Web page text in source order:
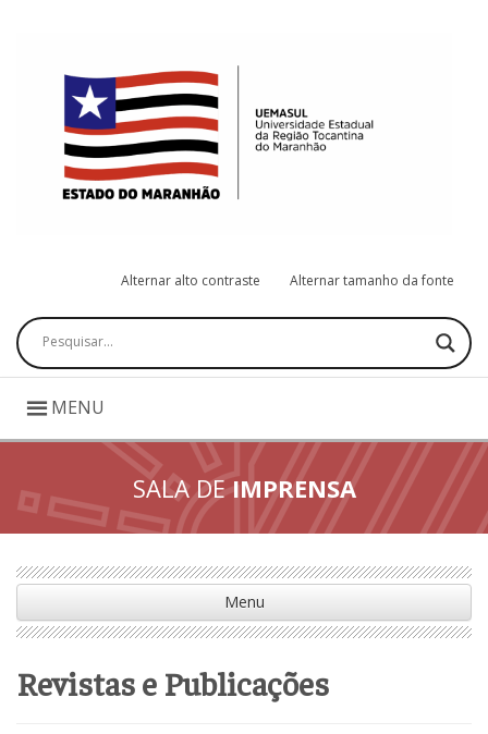
Alternar alto contraste Alternar tamanho da fonte
Pesquisar
MENU
SALA DEIMPRENSA
Menu
Revistas e Publicações